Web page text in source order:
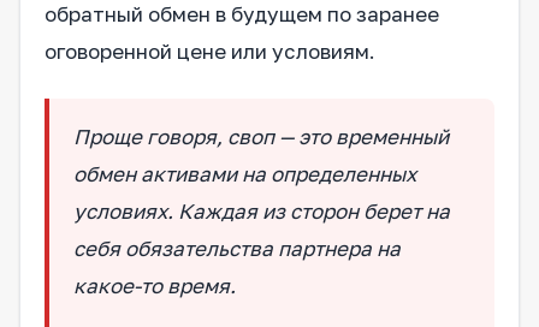
обратный обмен в будущем по заранее
оговоренной цене или условиям.
Проще говоря, своп — это временный
обмен активами на определенных
условиях. Каждая из сторон берет на
себя обязательства партнера на
какое-то время.